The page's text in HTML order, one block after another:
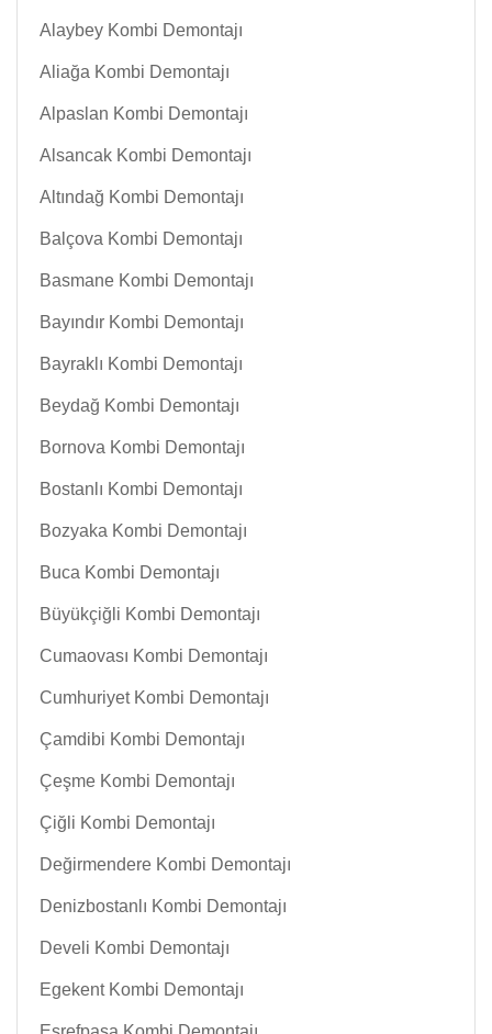
Alaybey Kombi Demontajı
Aliağa Kombi Demontajı
Alpaslan Kombi Demontajı
Alsancak Kombi Demontajı
Altındağ Kombi Demontajı
Balçova Kombi Demontajı
Basmane Kombi Demontajı
Bayındır Kombi Demontajı
Bayraklı Kombi Demontajı
Beydağ Kombi Demontajı
Bornova Kombi Demontajı
Bostanlı Kombi Demontajı
Bozyaka Kombi Demontajı
Buca Kombi Demontajı
Büyükçiğli Kombi Demontajı
Cumaovası Kombi Demontajı
Cumhuriyet Kombi Demontajı
Çamdibi Kombi Demontajı
Çeşme Kombi Demontajı
Çiğli Kombi Demontajı
Değirmendere Kombi Demontajı
Denizbostanlı Kombi Demontajı
Develi Kombi Demontajı
Egekent Kombi Demontajı